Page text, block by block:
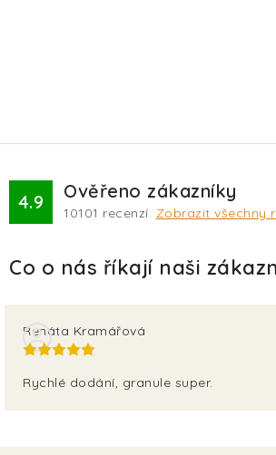
4.9 Ověřeno zákazníky
10101 recenzí. Zobrazit všechny
Renáta Kramářová
Rychlé dodání, granule super.